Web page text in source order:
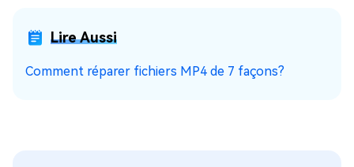
Lire Aussi
Comment réparer fichiers MP4 de 7 façons?